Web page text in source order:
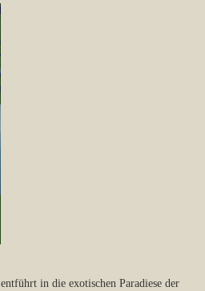
entführt in die exotischen Paradiese der